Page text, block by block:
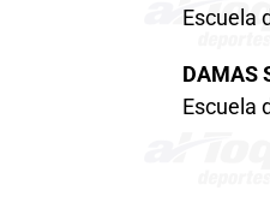
Escuela
DAMAS
Escuela